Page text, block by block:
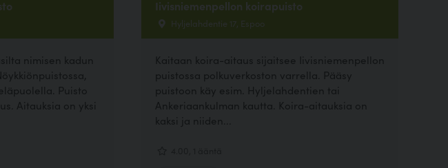
nimisen kadun
Puisto
Aitauksia on yksi
Iivisniemenpellon koirapuisto
Hyljelahdentie 17, Espoo
Kaitaan koira-aitaus sijaitsee Iivisniemenpellon
puistossa polkuverkoston varrella. Pääsy
puistoon käy esim. Hyljelahdentien tai
Ankeriaankulman kautta. Koira-aitauksia on
kaksi ja niiden...